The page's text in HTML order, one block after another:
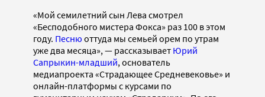
«Мой семилетний сын Лева смотрел
«Бесподобного мистера Фокса» раз 100 в этом
году. Песню оттуда мы семьей орем по утрам
уже два месяца», — рассказывает Юрий
Сапрыкин-младший, основатель
медиапроекта «Страдающее Средневековье» и
онлайн-платформы с курсами по